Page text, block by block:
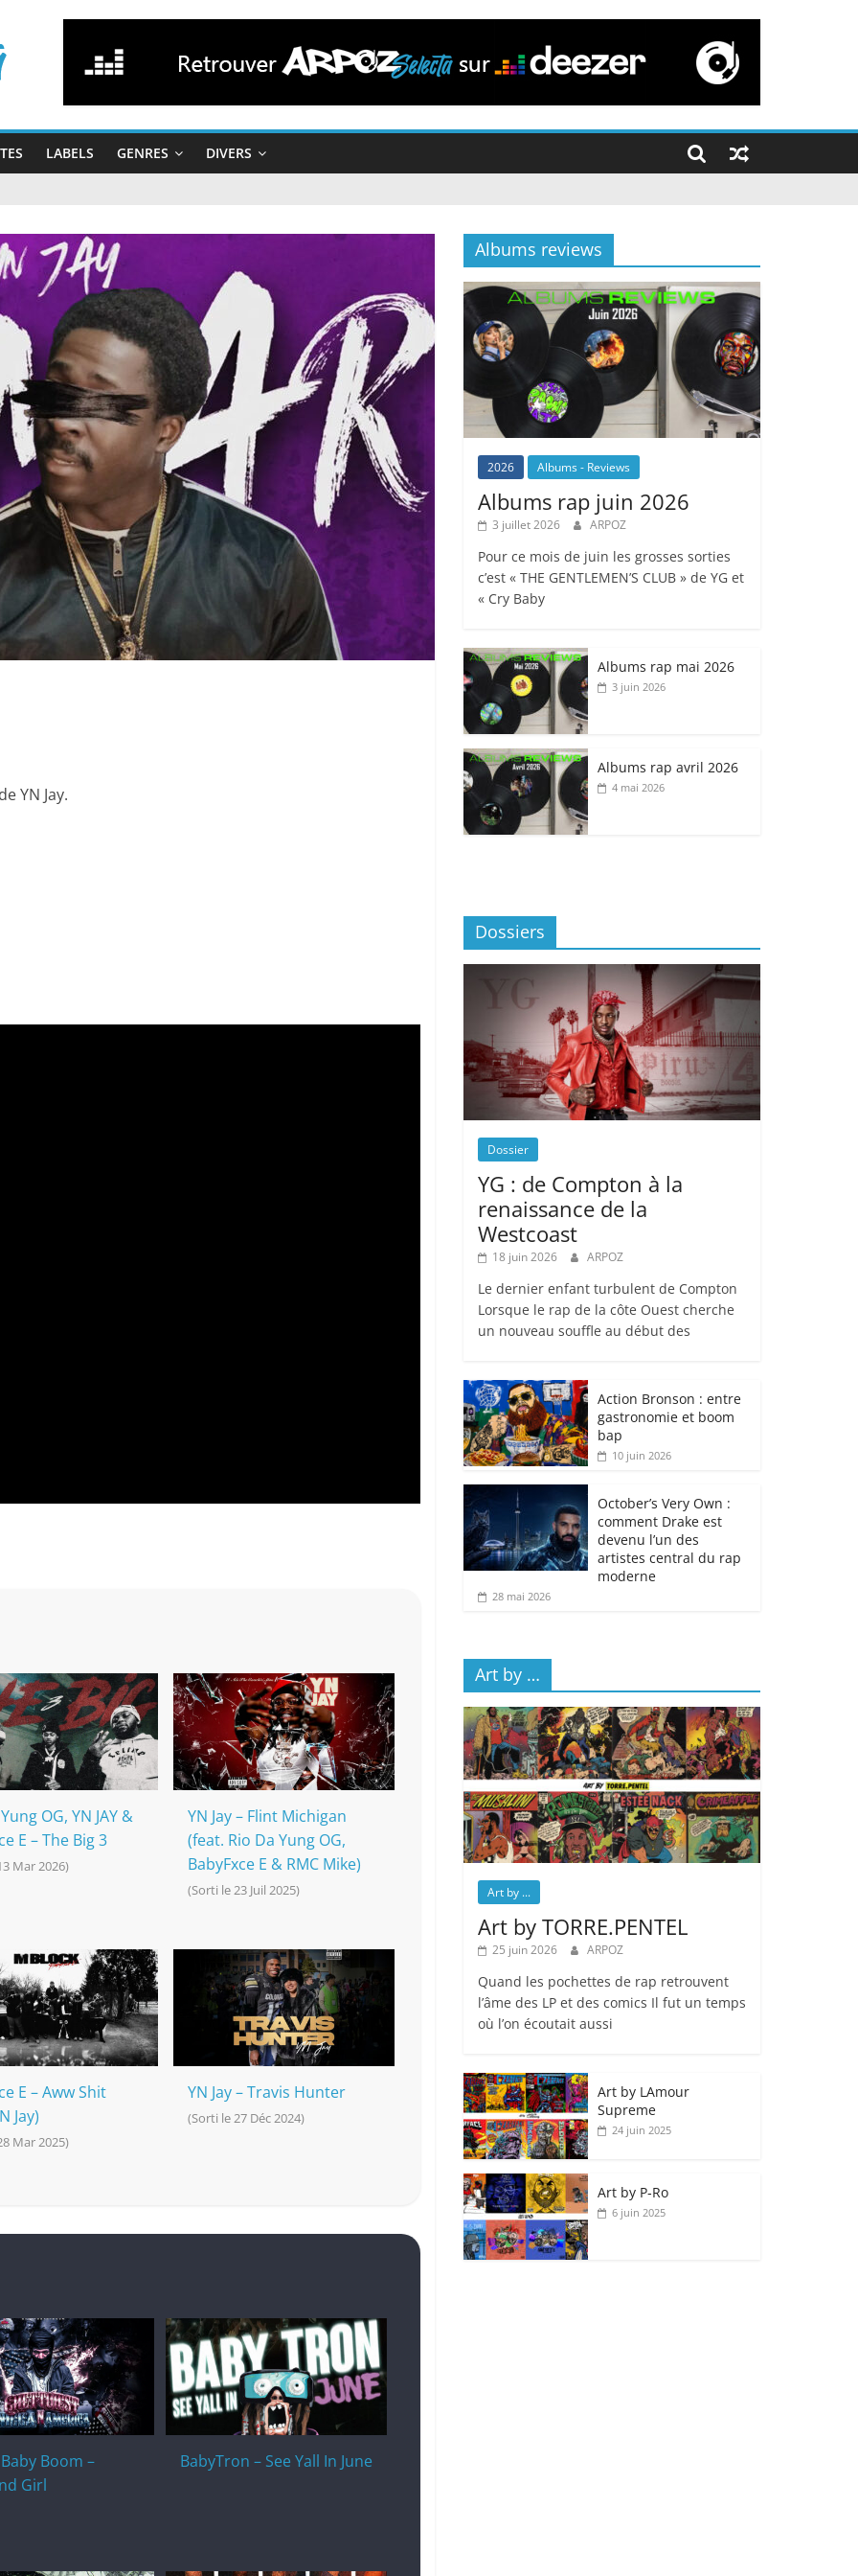
LABELS GENRES DIVERS
YN Jay.
OG, YN JAY &
E – The Big 3
Mar 2026)
YN Jay – Flint Michigan
(feat. Rio Da Yung OG,
BabyFxce E & RMC Mike)
(Sorti le 23 Juil 2025)
E – Aww Shit
Jay)
Mar 2025)
YN Jay – Travis Hunter
(Sorti le 27 Déc 2024)
Boom –
Girl
BabyTron – See Yall In June
Albums reviews
2026 Albums - Reviews
Albums rap juin 2026
3 juillet 2026 ARPOZ
Pour ce mois de juin les grosses sorties
c’est « THE GENTLEMEN’S CLUB » de YG et
« Cry Baby
Albums rap mai 2026
3 juin 2026
Albums rap avril 2026
4 mai 2026
Dossiers
Dossier
YG : de Compton à la
renaissance de la
Westcoast
18 juin 2026 ARPOZ
Le dernier enfant turbulent de Compton
Lorsque le rap de la côte Ouest cherche
un nouveau souffle au début des
Action Bronson : entre
gastronomie et boom
bap
10 juin 2026
October’s Very Own :
comment Drake est
devenu l’un des
artistes central du rap
moderne
28 mai 2026
Art by …
Art by ...
Art by TORRE.PENTEL
25 juin 2026 ARPOZ
Quand les pochettes de rap retrouvent
l’âme des LP et des comics Il fut un temps
où l’on écoutait aussi
Art by LAmour
Supreme
24 juin 2025
Art by P‑Ro
6 juin 2025